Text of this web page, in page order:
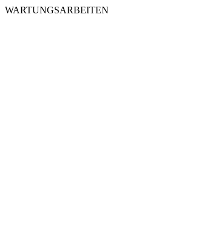
WARTUNGSARBEITEN